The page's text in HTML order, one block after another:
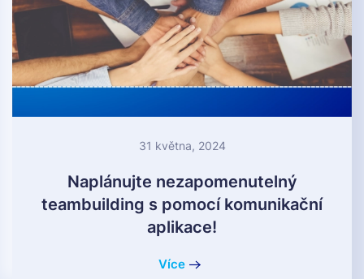
31 května, 2024
Naplánujte nezapomenutelný
teambuilding s pomocí komunikační
aplikace!
Více